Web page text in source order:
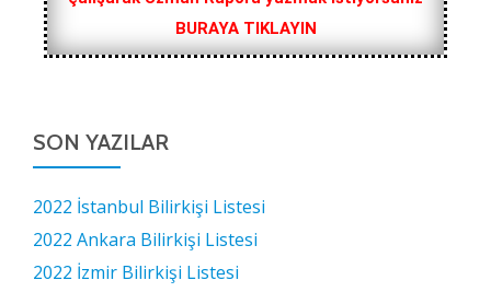
BURAYA TIKLAYIN
SON YAZILAR
2022 İstanbul Bilirkişi Listesi
2022 Ankara Bilirkişi Listesi
2022 İzmir Bilirkişi Listesi